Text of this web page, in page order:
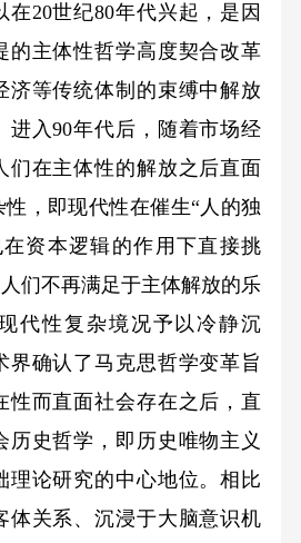
20世纪80年代兴起，是因
的主体性哲学高度契合改革
济等传统体制的束缚中解放
进入90年代后，随着市场经
们在主体性的解放之后直面
，即现代性在催生“人的独
资本逻辑的作用下直接挑
们不再满足于主体解放的乐
代性复杂境况予以冷静沉
界确认了马克思哲学变革旨
性而直面社会存在之后，直
历史哲学，即历史唯物主义
理论研究的中心地位。相比
体关系、沉浸于大脑意识机